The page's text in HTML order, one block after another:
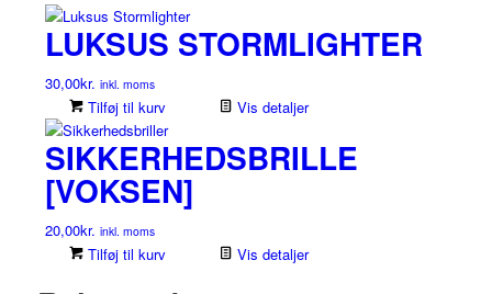
LUKSUS STORMLIGHTER
30,00kr. inkl. moms
Tilføj til kurv Vis detaljer
SIKKERHEDSBRILLE
[VOKSEN]
20,00kr. inkl. moms
Tilføj til kurv Vis detaljer